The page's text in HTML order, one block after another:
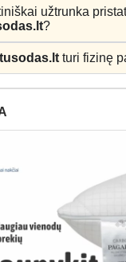
užtrunka
?
turi fizinę